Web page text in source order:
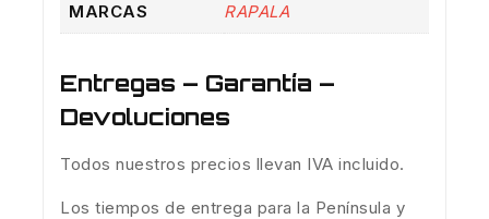
MARCAS RAPALA
Entregas – Garantía –
Devoluciones
Todos nuestros precios llevan IVA incluido.
Los tiempos de entrega para la Península y